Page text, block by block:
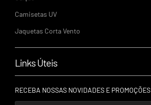
CNPJ: 61.328.553/0001-62
86045-080
Camisetas UV
Jaquetas Corta Vento
Links Úteis
RECEBA NOSSAS NOVIDADES E PROMOÇÕES